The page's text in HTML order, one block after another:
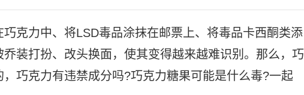
克力中、将LSD毒品涂抹在邮票上、将毒品卡西酮类添
装打扮、改头换面，使其变得越来越难识别。那么，巧
巧克力有违禁成分吗?巧克力糖果可能是什么毒?一起